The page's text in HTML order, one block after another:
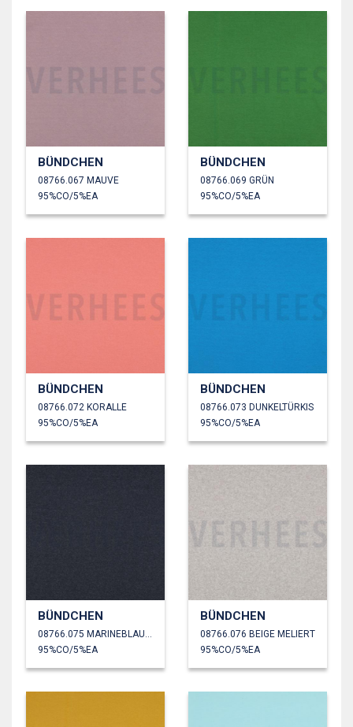
BÜNDCHEN
08766.067 MAUVE
95%CO/5%EA
BÜNDCHEN
08766.069 GRÜN
95%CO/5%EA
BÜNDCHEN
08766.072 KORALLE
95%CO/5%EA
BÜNDCHEN
08766.073 DUNKELTÜRKIS
95%CO/5%EA
BÜNDCHEN
95%CO/5%EA
BÜNDCHEN
08766.076 BEIGE MELIERT
95%CO/5%EA